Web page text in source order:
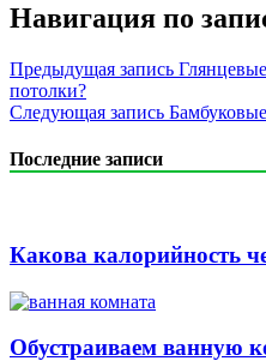
Навигация по
Предыдущая запись
потолки?
Следующая запись
Последние записи
Какова калорийность
Обустраиваем ванную